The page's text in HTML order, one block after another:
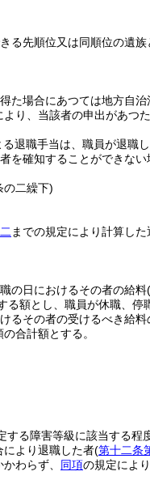
る先順位又は同順位の遺
た場合にあつては地方自治
り、当該者の申出があつ
退職手当は、職員が退職
を確知することができな
の二繰下)
までの規定により計算した
の日におけるその者の給料
額とし、職員が休職、停
るその者の受けるべき給
合計額とする。
する障害等級に該当する程
により退職した者(第十二条
わらず、 同項の規定によ